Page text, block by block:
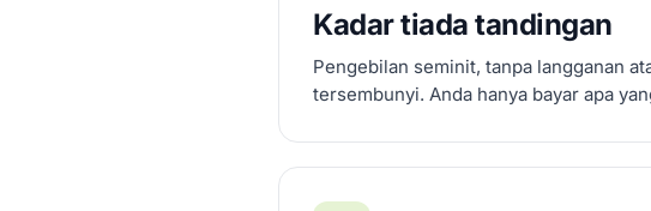
Kadar tiada tandingan
Pengebilan seminit, tanpa langganan
tersembunyi. Anda hanya bayar apa